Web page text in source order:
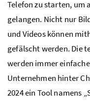
Telefon zu starten, um
gelangen. Nicht nur
und Videos können
gefälscht werden. Die
werden immer
Unternehmen hinter
2024 ein Tool namens